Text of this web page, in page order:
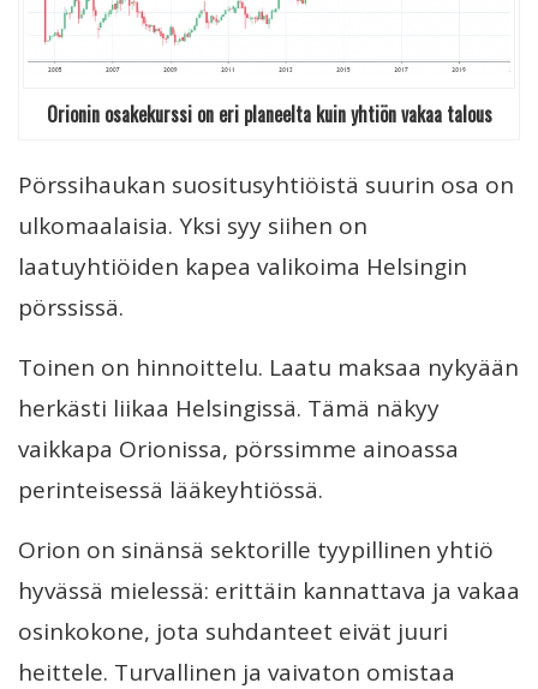
Orionin osakekurssi on eri planeelta kuin yhtiön vakaa talous
Pörssihaukan suositusyhtiöistä suurin osa on
ulkomaalaisia. Yksi syy siihen on
laatuyhtiöiden kapea valikoima Helsingin
pörssissä.
Toinen on hinnoittelu. Laatu maksaa nykyään
herkästi liikaa Helsingissä. Tämä näkyy
vaikkapa Orionissa, pörssimme ainoassa
perinteisessä lääkeyhtiössä.
Orion on sinänsä sektorille tyypillinen yhtiö
hyvässä mielessä: erittäin kannattava ja vakaa
osinkokone, jota suhdanteet eivät juuri
heittele. Turvallinen ja vaivaton omistaa